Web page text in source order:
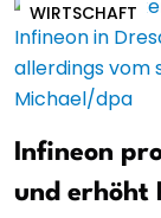
WIRTSCHAFT
Infineon
und erhöht